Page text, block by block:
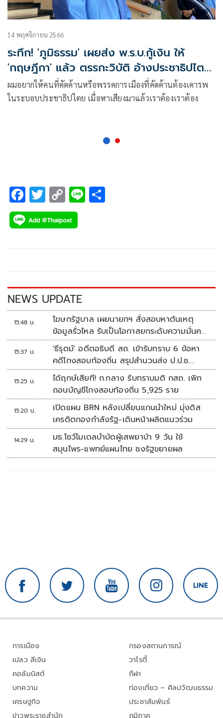
14 พฤศจิกายน 2566
ระทึก! 'ภูมิธรรม' เผยส่ง พ.ร.บ.กู้เงิน ให้
'กฤษฎีกา' แล้ว ตรรกะวิบัติ อ้างประชาธิปไตย
ต้องเดินหน้าแจก
ผมอยากให้คนที่คัดค้านหรือพรรคการเมืองที่คัดค้านต้องเคารพ
ในระบอบประชาธิปไตย เมื่อหาเสียงมาแล้วเราต้องเราต้อง
F
ac
e
k
T
wi
tt
C
o
p
k
Li
NEWS UPDATE
15:48 น.
โฆษกรัฐบาล เผยนายกฯ สั่งสอบหาต้นเหตุ
ข้อมูลรั่วไหล รับเป็นโอกาสยกระดับความมั่นคง
ปลอดภัยข้อมูลภาครัฐทั้งระบบ
15:37 น.
'ธีรุตม์' อดีตอธิบดี สถ. เข้ารับทราบ 6 ข้อหา
คดีโกงสอบท้องถิ่น สรุปสำนวนส่ง ป.ป.ช.
สัปดาห์หน้า
15:25 น.
ได้ฤกษ์เสียที! ก.กลาง รับทราบมติ กสถ. เพิก
ถอนบัญชีโกงสอบท้องถิ่น 5,925 ราย
15:20 น.
เปิดแผน BRN หลังเปลี่ยนแกนนำใหม่ มุ่งดิส
เครดิตกองกำลังรัฐ-เดินหน้าผลิตแนวร่วม
14:29 น.
มธ.โชว์โมเดลบำบัดผู้เสพยาบ้า 9 วัน ใช้
สมุนไพร-แพทย์แผนไทย ชงรัฐขยายผล
การเมือง
เปลว สีเงิน
คอลัมนิสต์
บทความ
เศรษฐกิจ
ข่าวพระราชสำนัก
กรองสถานการณ์
วาไรตี้
กีฬา
ท่องเที่ยว – ศิลปวัฒนธรรม
ประชาสัมพันธ์
ภูมิภาค